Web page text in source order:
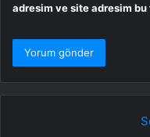
adresim ve site adresim